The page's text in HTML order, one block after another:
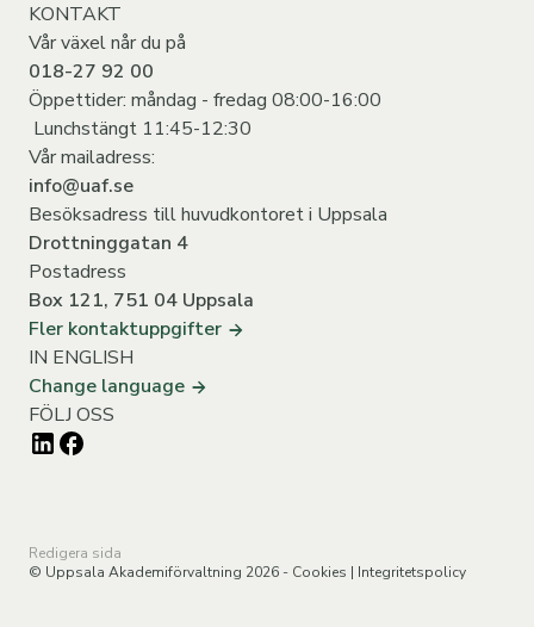
KONTAKT
Vår växel når du på
018-27 92 00
Öppettider: måndag - fredag 08:00-16:00
Lunchstängt 11:45-12:30
Vår mailadress:
info@uaf.se
Besöksadress till huvudkontoret i Uppsala
Drottninggatan 4
Postadress
Box 121, 751 04 Uppsala
Fler kontaktuppgifter
IN ENGLISH
Change language
FÖLJ OSS
Redigera sida
© Uppsala Akademiförvaltning 2026 - Cookies | Integritetspolicy